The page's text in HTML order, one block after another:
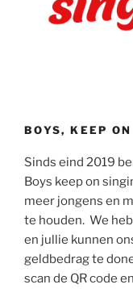
BOYS, KEEP
Sinds eind 2019
Boys keep on
meer jongens en
te houden. We
en jullie kunnen
geldbedrag te
scan de QR code